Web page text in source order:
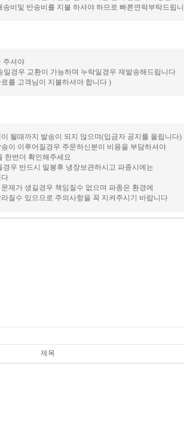
비및 반송비를 지불 하셔야 하므로 빠른연락부탁드립
주셔야
일경우 교환이 가능하며 누락일경우 재발송해드립니다
를 고객님이 지불하셔야 합니다 )
될때까지 발송이 되지 않으며(입금자 공지를 올립니다)
이 이루어질경우 주문하신분이 비용을 부담하셔야
한번더 확인해주세요
우 반드시 밀봉후 냉장보관하시고 파종시에는
제가 생길경우 책임질수 없으며 파종은 환경에
질수 있으므로 주의사항을 꼭 지켜주시기 바랍니다
제목